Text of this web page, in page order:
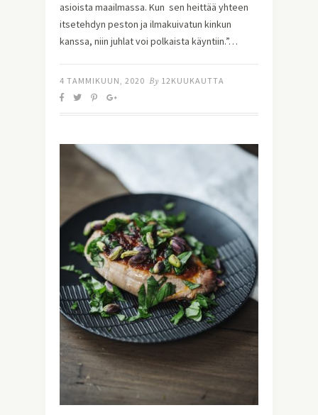
asioista maailmassa. Kun sen heittää yhteen
itsetehdyn peston ja ilmakuivatun kinkun
kanssa, niin juhlat voi polkaista käyntiin.”…
4 TAMMIKUUN, 2020 By 12KUUKAUTTA